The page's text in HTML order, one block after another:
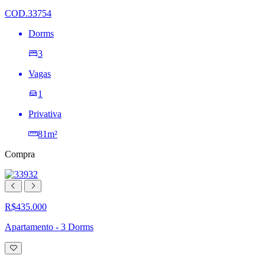
COD.33754
Dorms
3
Vagas
1
Privativa
81m²
Compra
R$435.000
Apartamento - 3 Dorms
Adicionar
à